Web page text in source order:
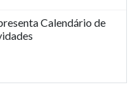
Calendário de